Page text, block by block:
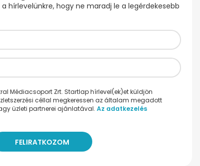
hírlevelünkre, hogy ne maradj le a legérdekesebb
Médiacsoport Zrt. Startlap hírlevel(ek)et küldjön
céllal megkeressen az általam megadott
üzleti partnerei ajánlatával. Az adatkezelés